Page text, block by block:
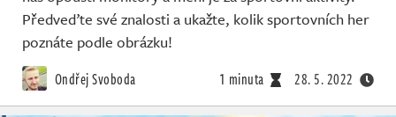
Předveďte své znalosti a ukažte, kolik sportovních her
poznáte podle obrázku!
Ondřej Svoboda 1 minuta 28. 5. 2022